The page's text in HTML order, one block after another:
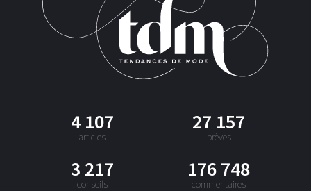
4 107
articles
27 157
brèves
3 217
conseils
176 748
commentaires